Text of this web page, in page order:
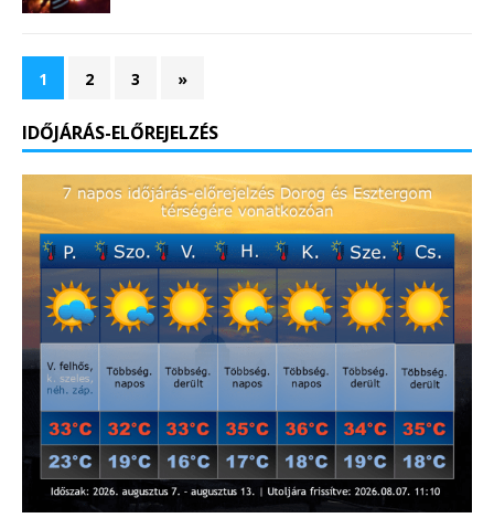
1 2 3 »
IDŐJÁRÁS-ELŐREJELZÉS